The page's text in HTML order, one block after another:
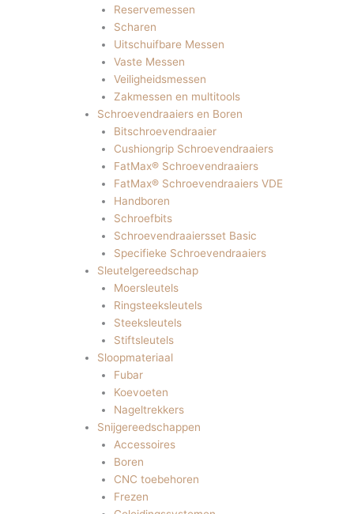
Reservemessen
Scharen
Uitschuifbare Messen
Vaste Messen
Veiligheidsmessen
Zakmessen en multitools
Schroevendraaiers en Boren
Bitschroevendraaier
Cushiongrip Schroevendraaiers
FatMax® Schroevendraaiers
FatMax® Schroevendraaiers VDE
Handboren
Schroefbits
Schroevendraaiersset Basic
Specifieke Schroevendraaiers
Sleutelgereedschap
Moersleutels
Ringsteeksleutels
Steeksleutels
Stiftsleutels
Sloopmateriaal
Fubar
Koevoeten
Nageltrekkers
Snijgereedschappen
Accessoires
Boren
CNC toebehoren
Frezen